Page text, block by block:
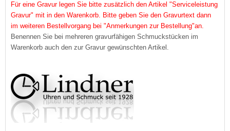
Für eine Gravur legen Sie bitte zusätzlich den Artikel "Serviceleistung
Gravur" mit in den Warenkorb. Bitte geben Sie den Gravurtext dann
im weiteren Bestellvorgang bei "Anmerkungen zur Bestellung"an.
Benennen Sie bei mehreren gravurfähigen Schmuckstücken im
Warenkorb auch den zur Gravur gewünschten Artikel.